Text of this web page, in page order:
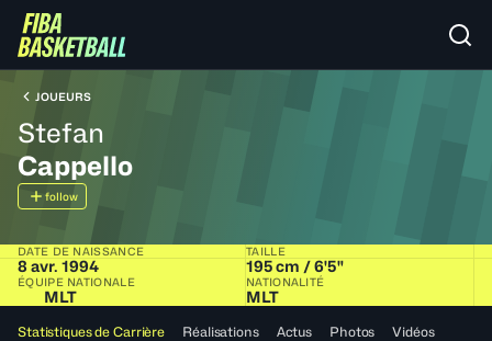
JOUEURS
Stefan
Cappello
follow
DATE DE NAISSANCE
8 avr. 1994
TAILLE
195 cm / 6'5"
ÉQUIPE NATIONALE
MLT
NATIONALITÉ
MLT
Statistiques de Carrière Réalisations Actus Photos Vidéos